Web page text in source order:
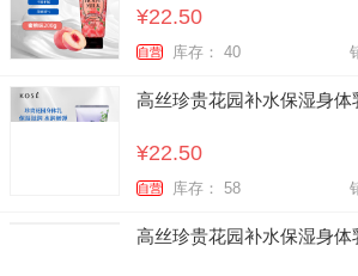
¥22.50
自营 库存： 40
高丝珍贵花园补水保湿身体
¥22.50
自营 库存： 58
高丝珍贵花园补水保湿身体